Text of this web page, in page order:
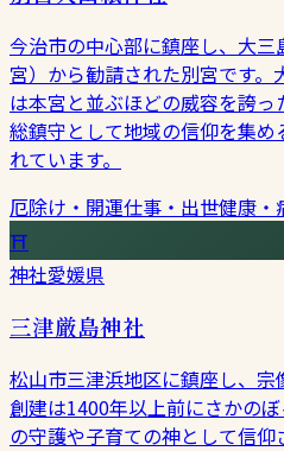
今治市の中心部に鎮座し、大
宮）から勧請された別宮です
は本宮と並ぶほどの威容を誇っ
総鎮守として地域の信仰を集
れています。
厄除け・開運仕事・出世健康・
⛩
神社愛媛県
三津厳島神社
松山市三津浜地区に鎮座し、宗
創建は1400年以上前にさかの
の守護や子育ての神として信